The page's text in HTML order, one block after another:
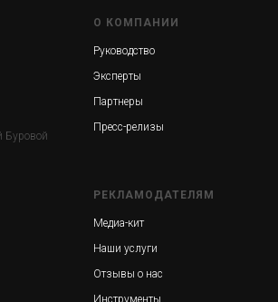
Буровой
О КОМПАНИИ
Руководство
Эксперты
Партнеры
Пресс-релизы
РЕКЛАМОДАТЕЛЯМ
Медиа-кит
Наши услуги
Отзывы о нас
Инструменты